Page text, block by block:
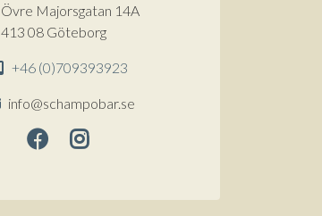
Övre Majorsgatan 14A
413 08 Göteborg
+46 (0)709393923
info@schampobar.se